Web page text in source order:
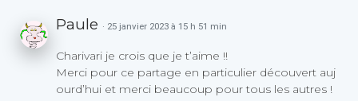
Paule · 25 janvier 2023 à 15 h 51 min
Charivari je crois que je t’aime !!
Merci pour ce partage en particulier découvert auj
ourd’hui et merci beaucoup pour tous les autres !